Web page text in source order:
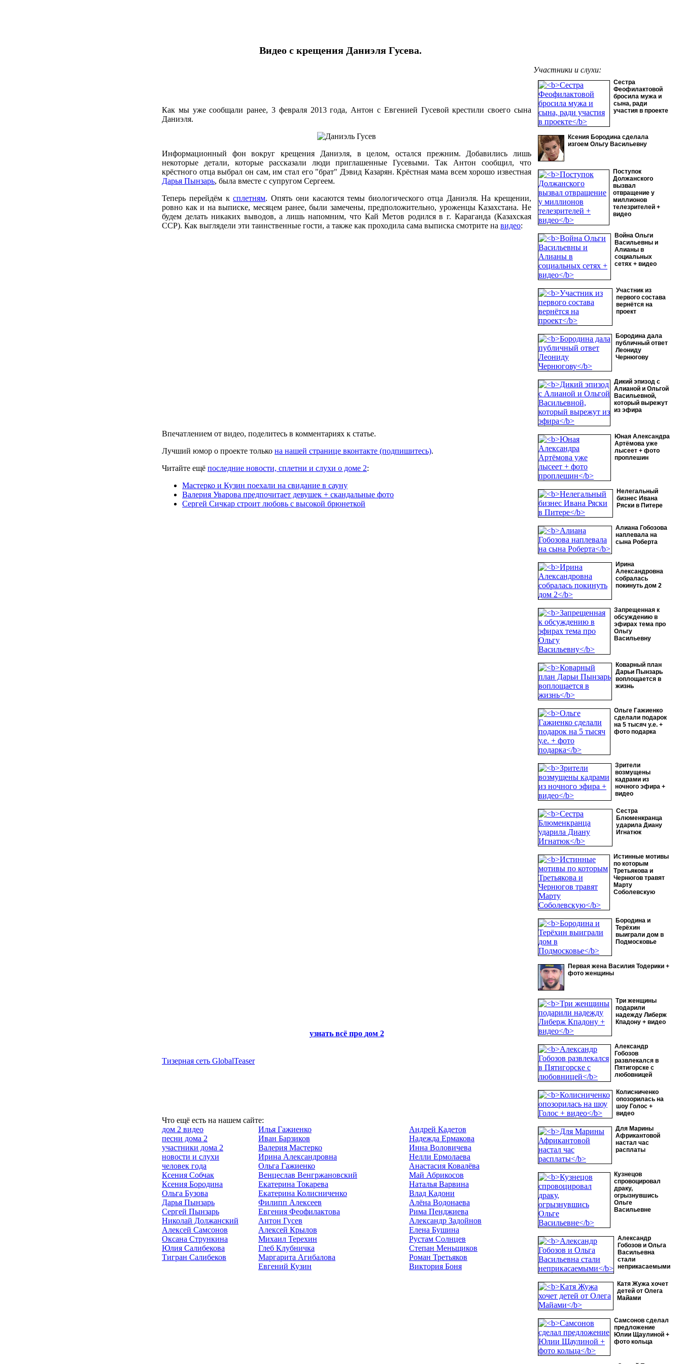
Видео с крещения Даниэля Гусева.
Участники и слухи:
Сестра
Феофилактовой
бросила мужа и
сына, ради
участия в проекте
Ксения Бородина сделала
изгоем Ольгу Васильевну
Поступок
Должанского
вызвал
отвращение у
миллионов
телезрителей +
видео
Война Ольги
Васильевны и
Алианы в
социальных
сетях + видео
Участник из
первого состава
вернётся на
проект
Бородина дала
публичный ответ
Леониду
Чернюгову
Дикий эпизод с
Алианой и Ольгой
Васильевной,
который вырежут
из эфира
Юная Александра
Артёмова уже
лысеет + фото
проплешин
Нелегальный
бизнес Ивана
Ряски в Питере
Алиана Гобозова
наплевала на
сына Роберта
Ирина
Александровна
собралась
покинуть дом 2
Запрещенная к
обсуждению в
эфирах тема про
Ольгу
Васильевну
Коварный план
Дарьи Пынзарь
воплощается в
жизнь
Ольге Гажиенко
сделали подарок
на 5 тысяч у.е. +
фото подарка
Зрители
возмущены
кадрами из
ночного эфира +
видео
Сестра
Блюменкранца
ударила Диану
Игнатюк
Истинные мотивы
по которым
Третьякова и
Чернюгов травят
Марту
Соболевскую
Бородина и
Терёхин
выиграли дом в
Подмосковье
Первая жена Василия Тодерики +
фото женщины
Три женщины
подарили
надежду Либерж
Кпадону + видео
Александр
Гобозов
развлекался в
Пятигорске с
любовницей
Колисниченко
опозорилась на
шоу Голос +
видео
Для Марины
Африкантовой
настал час
расплаты
Кузнецов
спровоцировал
драку,
огрызнувшись
Ольге
Васильевне
Александр
Гобозов и Ольга
Васильевна
стали
неприкасаемыми
Катя Жужа хочет
детей от Олега
Майами
Самсонов сделал
предложение
Юлии Щаулиной +
фото кольца
Как мы уже сообщали ранее, 3 февраля 2013 года, Антон с Евгенией Гусевой крестили своего сына
Даниэля.
Информационный фон вокруг крещения Даниэля, в целом, остался прежним. Добавились лишь
некоторые детали, которые рассказали люди приглашенные Гусевыми. Так Антон сообщил, что
крёстного отца выбрал он сам, им стал его "брат" Дэвид Казарян. Крёстная мама всем хорошо известная
Дарья Пынзарь, была вместе с супругом Сергеем.
Теперь перейдём ксплетням. Опять они касаются темы биологического отца Даниэля. На крещении,
ровно как и на выписке, месяцем ранее, были замечены, предположительно, уроженцы Казахстана. Не
будем делать никаких выводов, а лишь напомним, что Кай Метов родился в г. Караганда (Казахская
ССР). Как выглядели эти таинственные гости, а также как проходила сама выписка смотрите на видео:
Впечатлением от видео, поделитесь в комментариях к статье.
Лучший юмор о проекте только на нашей странице вконтакте (подпишитесь).
Читайте ещё последние новости, сплетни и слухи о доме 2:
Мастерко и Кузин поехали на свидание в сауну
Валерия Уварова предпочитает девушек + скандальные фото
Сергей Сичкар строит любовь с высокой брюнеткой
узнать всё про дом 2
Тизерная сеть GlobalTeaser
Что ещё есть на нашем сайте:
дом 2 видео
песни дома 2
участники дома 2
новости и слухи
человек года
Ксения Собчак
Ксения Бородина
Ольга Бузова
Дарья Пынзарь
Сергей Пынзарь
Николай Должанский
Алексей Самсонов
Оксана Стрункина
Юлия Салибекова
Тигран Салибеков
Илья Гажиенко
Иван Барзиков
Валерия Мастерко
Ирина Александровна
Ольга Гажиенко
Венцеслав Венгржановский
Екатерина Токарева
Екатерина Колисниченко
Филипп Алексеев
Евгения Феофилактова
Антон Гусев
Алексей Крылов
Михаил Терехин
Глеб Клубничка
Маргарита Агибалова
Евгений Кузин
Андрей Кадетов
Надежда Ермакова
Инна Воловичева
Нелли Ермолаева
Анастасия Ковалёва
Май Абрикосов
Наталья Варвина
Влад Кадони
Алёна Водонаева
Рима Пенджиева
Александр Задойнов
Елена Бушина
Рустам Солнцев
Степан Меньщиков
Роман Третьяков
Виктория Боня